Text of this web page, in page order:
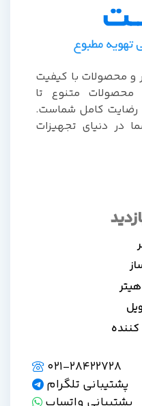
و محصولات با کیفیت
محصولات متنوع تا
رضایت کامل شماست.
در دنیای تجهیزات
021-28422728
پشتیبانی تلگرام